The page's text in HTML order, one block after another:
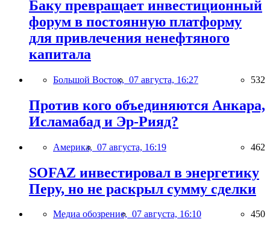
Баку превращает инвестиционный
форум в постоянную платформу
для привлечения ненефтяного
капитала
Большой Восток, 07 августа, 16:27 532
Против кого объединяются Анкара,
Исламабад и Эр-Рияд?
Америка, 07 августа, 16:19 462
SOFAZ инвестировал в энергетику
Перу, но не раскрыл сумму сделки
Медиа обозрение, 07 августа, 16:10 450